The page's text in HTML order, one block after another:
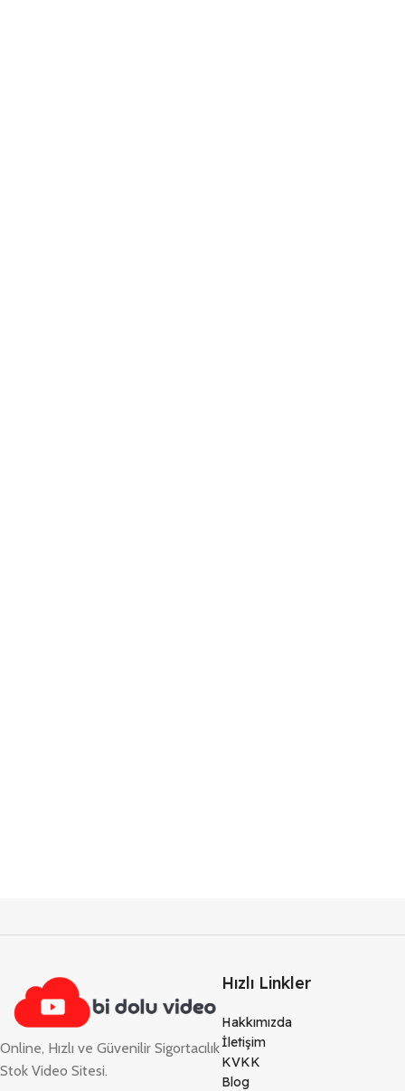
Online, Hızlı ve Güvenilir Sigortacılık
Stok Video Sitesi.
Hızlı Linkler
Hakkımızda
İletişim
KVKK
Blog